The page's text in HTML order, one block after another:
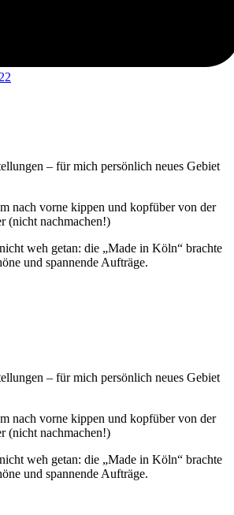
– für mich persönlich neues Gebiet
nach vorne kippen und kopfüber von der
(nicht nachmachen!)
weh getan: die „Made in Köln“ brachte
und spannende Aufträge.
– für mich persönlich neues Gebiet
nach vorne kippen und kopfüber von der
(nicht nachmachen!)
weh getan: die „Made in Köln“ brachte
und spannende Aufträge.